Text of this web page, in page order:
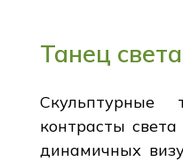
Танец
Скульптурные
контрасты
динамичных